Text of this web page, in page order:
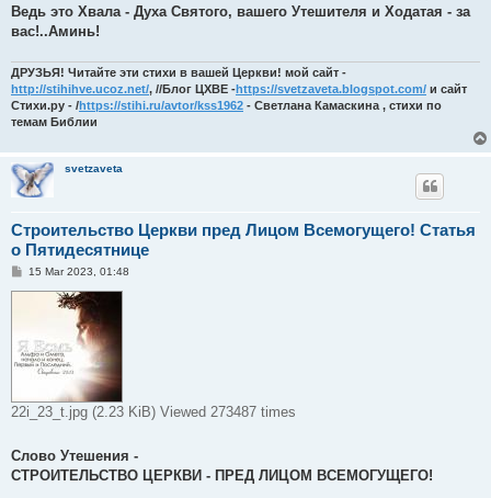
Ведь это Хвала - Духа Святого, вашего Утешителя и Ходатая - за
вас!..Аминь!
ДРУЗЬЯ! Читайте эти стихи в вашей Церкви! мой сайт -
http://stihihve.ucoz.net/, //Блог ЦХВЕ -https://svetzaveta.blogspot.com/ и сайт
Стихи.ру - /https://stihi.ru/avtor/kss1962 - Светлана Камаскина , стихи по
темам Библии
svetzaveta
Строительство Церкви пред Лицом Всемогущего! Статья
о Пятидесятнице
P15 Mar 2023, 01:48
22i_23_t.jpg (2.23 KiB) Viewed 273487 times
Слово Утешения -
СТРОИТЕЛЬСТВО ЦЕРКВИ - ПРЕД ЛИЦОМ ВСЕМОГУЩЕГО!